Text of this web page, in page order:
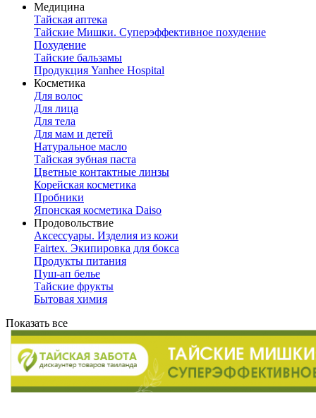
Медицина
Тайская аптека
Тайские Мишки. Суперэффективное похудение
Похудение
Тайские бальзамы
Продукция Yanhee Hospital
Косметика
Для волос
Для лица
Для тела
Для мам и детей
Натуральное масло
Тайская зубная паста
Цветные контактные линзы
Корейская косметика
Пробники
Японская косметика Daiso
Продовольствие
Аксессуары. Изделия из кожи
Fairtex. Экипировка для бокса
Продукты питания
Пуш-ап белье
Тайские фрукты
Бытовая химия
Показать все